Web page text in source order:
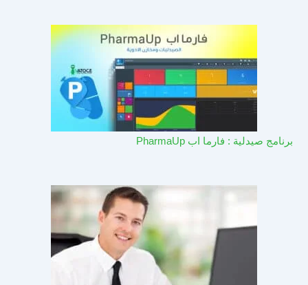
برنامج صيدلية : فارما اب PharmaUp​